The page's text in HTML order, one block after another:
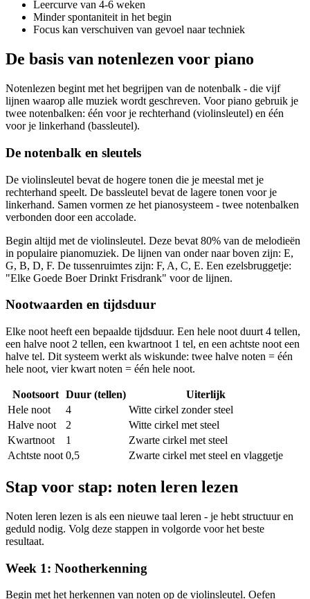
Leercurve van 4-6 weken
Minder spontaniteit in het begin
Focus kan verschuiven van gevoel naar techniek
De basis van notenlezen voor piano
Notenlezen begint met het begrijpen van de notenbalk - die vijf
lijnen waarop alle muziek wordt geschreven. Voor piano gebruik je
twee notenbalken: één voor je rechterhand (violinsleutel) en één
voor je linkerhand (bassleutel).
De notenbalk en sleutels
De violinsleutel bevat de hogere tonen die je meestal met je
rechterhand speelt. De bassleutel bevat de lagere tonen voor je
linkerhand. Samen vormen ze het pianosysteem - twee notenbalken
verbonden door een accolade.
Begin altijd met de violinsleutel. Deze bevat 80% van de melodieën
in populaire pianomuziek. De lijnen van onder naar boven zijn: E,
G, B, D, F. De tussenruimtes zijn: F, A, C, E. Een ezelsbruggetje:
"Elke Goede Boer Drinkt Frisdrank" voor de lijnen.
Nootwaarden en tijdsduur
Elke noot heeft een bepaalde tijdsduur. Een hele noot duurt 4 tellen,
een halve noot 2 tellen, een kwartnoot 1 tel, en een achtste noot een
halve tel. Dit systeem werkt als wiskunde: twee halve noten = één
hele noot, vier kwart noten = één hele noot.
Nootsoort Duur (tellen)
Uiterlijk
Hele noot
4
Witte cirkel zonder steel
Halve noot
2
Witte cirkel met steel
Kwartnoot
1
Zwarte cirkel met steel
Achtste noot 0,5 Zwarte cirkel met steel en vlaggetje
Stap voor stap: noten leren lezen
Noten leren lezen is als een nieuwe taal leren - je hebt structuur en
geduld nodig. Volg deze stappen in volgorde voor het beste
resultaat.
Week 1: Nootherkenning
Begin met het herkennen van noten op de violinsleutel. Oefen